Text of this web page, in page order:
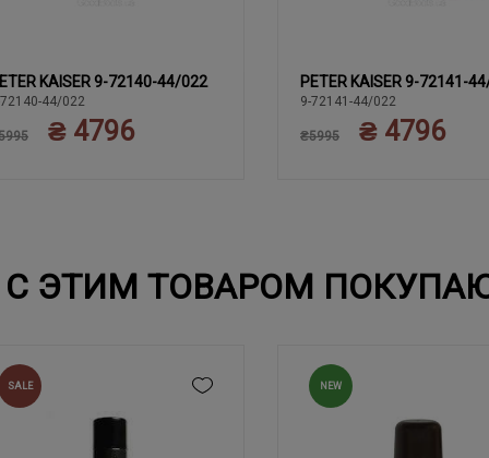
38 38.5 39 40 40.5
41
KAISER 9-72140-44/022
44/022
₴ 4796
38 38.5 39 40 40.5
41
PETER KAISER 9-72141-
9-72141-44/022
₴5995 ₴ 4796
С ЭТИМ ТОВАРОМ
SALE NEW